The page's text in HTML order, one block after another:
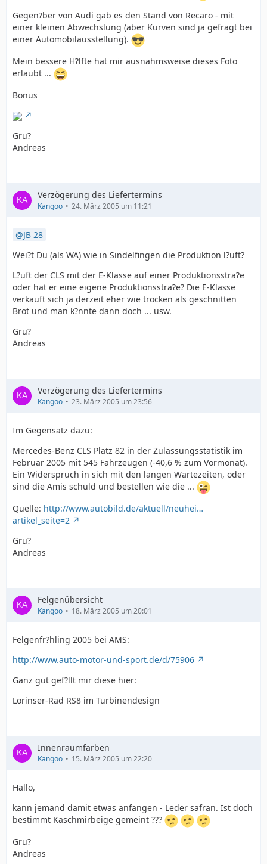
Gegen?ber von Audi gab es den Stand von Recaro - mit
einer kleinen Abwechslung (aber Kurven sind ja gefragt bei
einer Automobilausstellung).
Mein bessere H?lfte hat mir ausnahmsweise dieses Foto
erlaubt ...
Bonus
Gru?
Andreas
Verzögerung des Liefertermins
Kangoo 24. März 2005 um 11:21
JB 28
Wei?t Du (als WA) wie in Sindelfingen die Produktion l?uft?
L?uft der CLS mit der E-Klasse auf einer Produktionsstra?e
oder hat er eine eigene Produktionsstra?e? Die E-Klasse
verkauft sich ja derzeit eher wie trocken als geschnitten
Brot und man k?nnte dann doch ... usw.
Gru?
Andreas
Verzögerung des Liefertermins
Kangoo 23. März 2005 um 23:56
Im Gegensatz dazu:
Mercedes-Benz CLS Platz 82 in der Zulassungsstatistik im
Februar 2005 mit 545 Fahrzeugen (-40,6 % zum Vormonat).
Ein Widerspruch in sich mit den langen Wartezeiten, oder
sind die Amis schuld und bestellen wie die ...
Quelle: http://www.autobild.de/aktuell/neuhei…
artikel_seite=2
Gru?
Andreas
Felgenübersicht
Kangoo 18. März 2005 um 20:01
Felgenfr?hling 2005 bei AMS:
http://www.auto-motor-und-sport.de/d/75906
Ganz gut gef?llt mir diese hier:
Lorinser-Rad RS8 im Turbinendesign
Innenraumfarben
Kangoo 15. März 2005 um 22:20
Hallo,
kann jemand damit etwas anfangen - Leder safran. Ist doch
bestimmt Kaschmirbeige gemeint ???
Gru?
Andreas